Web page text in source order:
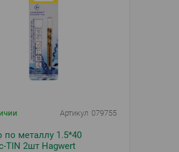
Артикул 079755
по металлу 1.5*40
TIN 2шт Hagwert